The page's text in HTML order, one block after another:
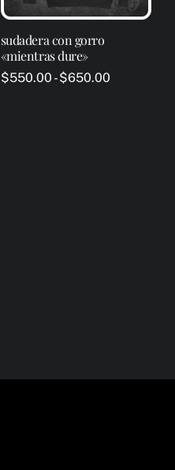
sudadera con gorro
«mientras dure»
$550.00 - $650.00Rango